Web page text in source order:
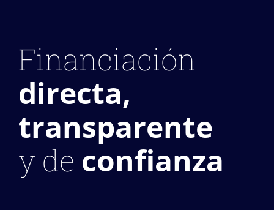
Financiación
directa,
transparente
y de confianza